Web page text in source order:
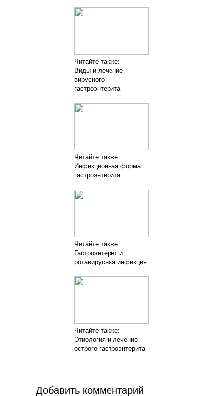
Читайте также:
Виды и лечение
вирусного
гастроэнтерита
Читайте также:
Инфекционная форма
гастроэнтерита
Читайте также:
Гастроэнтерит и
ротавирусная инфекция
Читайте также:
Этиология и лечение
острого гастроэнтерита
Добавить комментарий